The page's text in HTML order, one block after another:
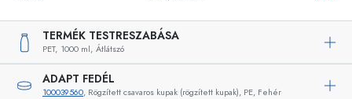
TERMÉK TESTRESZABÁSA
PET, 1000 ml, Átlátszó
ADAPT FEDÉL
100039560, Rögzített csavaros kupak (rögzített kupak), PE, Fehér